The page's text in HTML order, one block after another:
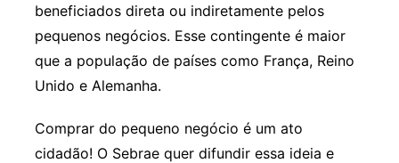
beneficiados direta ou indiretamente pelos
pequenos negócios. Esse contingente é maior
que a população de países como França, Reino
Unido e Alemanha.
Comprar do pequeno negócio é um ato
cidadão! O Sebrae quer difundir essa ideia e